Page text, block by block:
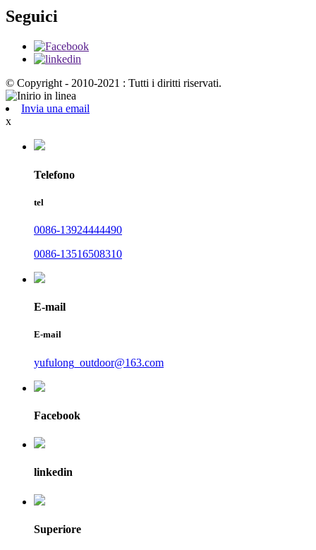
Seguici
© Copyright - 2010-2021 : Tutti i diritti riservati.
Invia una email
x
Telefono
tel
0086-13924444490
0086-13516508310
E-mail
E-mail
yufulong_outdoor@163.com
Facebook
linkedin
Superiore